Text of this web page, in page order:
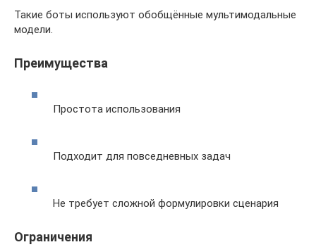
Такие боты используют обобщённые мультимодальные
модели.
Преимущества
Простота использования
Подходит для повседневных задач
Не требует сложной формулировки сценария
Ограничения